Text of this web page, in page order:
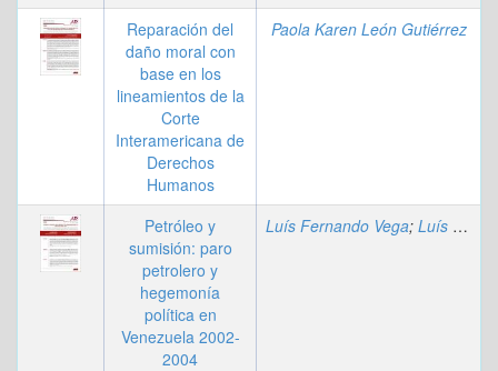
Reparación del
daño moral con
base en los
lineamientos de la
Corte
Interamericana de
Derechos
Humanos
Paola Karen León Gutiérrez
Petróleo y
sumisión: paro
petrolero y
hegemonía
política en
Venezuela 2002-
2004
Luís Fernando Vega; Luís Guillermo Quintero